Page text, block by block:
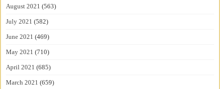
August 2021 (563)
July 2021 (582)
June 2021 (469)
May 2021 (710)
April 2021 (685)
March 2021 (659)